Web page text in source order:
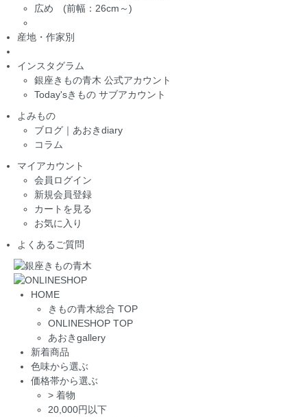
広め (前幅：26cm～)
産地・作家別
インスタグラム
銀座きもの青木 公式アカウント
Today'sきもの サブアカウント
よみもの
ブログ｜あおきdiary
コラム
マイアカウント
会員ログイン
新規会員登録
カートを見る
お気に入り
よくあるご質問
HOME
きもの青木総合 TOP
ONLINESHOP TOP
あおきgallery
新着商品
色味から選ぶ
価格帯から選ぶ
> 着物
20,000円以下